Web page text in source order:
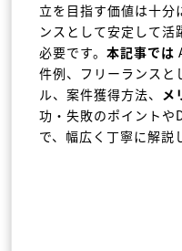
立を目指す価値は十分
ンスとして安定して
必要です。 本記事では
件例、フリーランスと
ル、案件獲得方法、 メ
功・失敗のポイントや
で、幅広く丁寧に解説